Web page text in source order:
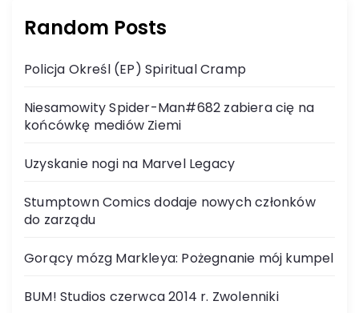
Random Posts
Policja Określ (EP) Spiritual Cramp
Niesamowity Spider-Man#682 zabiera cię na
końcówkę mediów Ziemi
Uzyskanie nogi na Marvel Legacy
Stumptown Comics dodaje nowych członków
do zarządu
Gorący mózg Markleya: Pożegnanie mój kumpel
BUM! Studios czerwca 2014 r. Zwolenniki